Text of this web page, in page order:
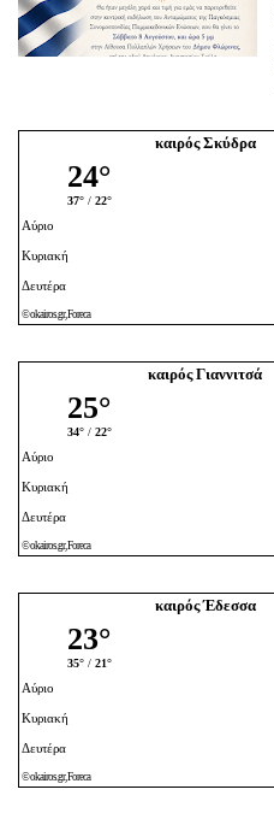
καιρός Σκύδρα
καιρός Γιαννιτσά
καιρός Έδεσσα